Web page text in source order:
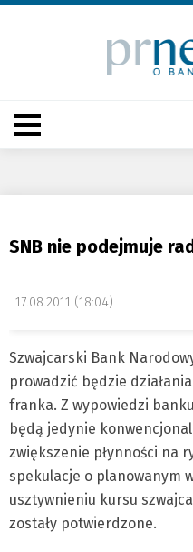
SNB nie podejmuje
17.08.2011 (18:04)
Szwajcarski Bank
prowadzić będzie
franka. Z wypowiedzi
będą jedynie
zwiększenie płynności na
spekulacje o planowanym
usztywnieniu kursu
zostały potwierdzone.